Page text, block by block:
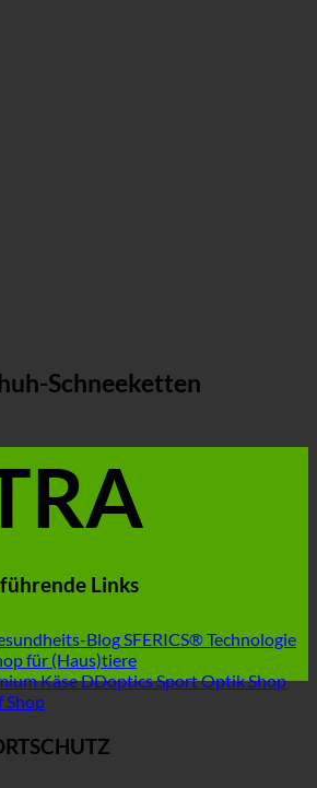
Schneeketten
Links
Blog SFERICS® Technologie
für (Haus)tiere
KäseDDoptics Sport Optik Shop
Shop